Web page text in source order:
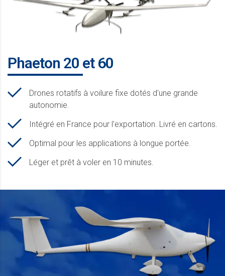
Phaeton 20 et 60
Drones rotatifs à voilure fixe dotés d'une grande
autonomie.
Intégré en France pour l'exportation. Livré en cartons.
Optimal pour les applications à longue portée.
Léger et prêt à voler en 10 minutes.